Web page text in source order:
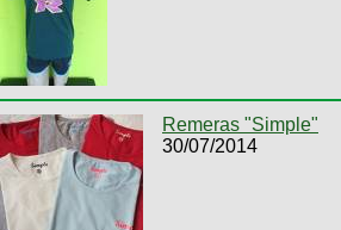
Remeras "Simple"
30/07/2014